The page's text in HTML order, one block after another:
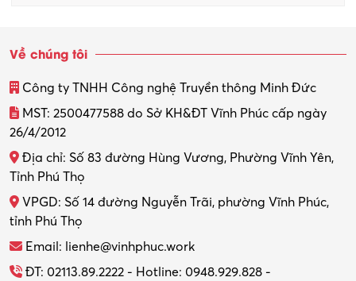
Về chúng tôi
Công ty TNHH Công nghệ Truyền thông Minh Đức
MST: 2500477588 do Sở KH&ĐT Vĩnh Phúc cấp ngày
26/4/2012
Địa chỉ: Số 83 đường Hùng Vương, Phường Vĩnh Yên,
Tỉnh Phú Thọ
VPGD: Số 14 đường Nguyễn Trãi, phường Vĩnh Phúc,
tỉnh Phú Thọ
Email: lienhe@vinhphuc.work
ĐT: 02113.89.2222 - Hotline: 0948.929.828 -